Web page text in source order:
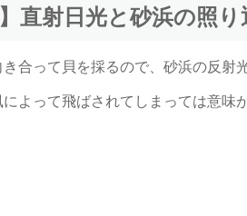
】直射日光と砂浜の照
合って貝を採るので、砂浜の反射
よって飛ばされてしまっては意味